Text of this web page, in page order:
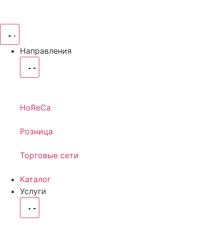
Направления
HoReCa
Розница
Торговые сети
Каталог
Услуги